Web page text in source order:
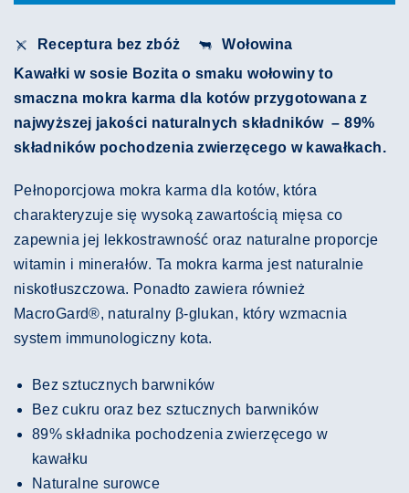
Receptura bez zbóż
Wołowina
Kawałki w sosie Bozita o smaku wołowiny to
smaczna mokra karma dla kotów przygotowana z
najwyższej jakości naturalnych składników – 89%
składników pochodzenia zwierzęcego w kawałkach.
Pełnoporcjowa mokra karma dla kotów, która
charakteryzuje się wysoką zawartością mięsa co
zapewnia jej lekkostrawność oraz naturalne proporcje
witamin i minerałów. Ta mokra karma jest naturalnie
niskotłuszczowa. Ponadto zawiera również
MacroGard®, naturalny β-glukan, który wzmacnia
system immunologiczny kota.
Bez sztucznych barwników
Bez cukru oraz bez sztucznych barwników
89% składnika pochodzenia zwierzęcego w
kawałku
Naturalne surowce